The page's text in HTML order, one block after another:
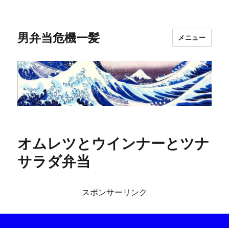
男弁当危機一髪 メニュー
オムレツとウインナーとツナ
サラダ弁当
スポンサーリンク